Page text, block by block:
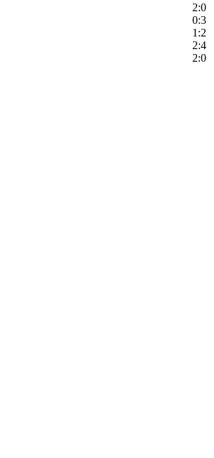
2:0
0:3
1:2
2:4
2:0